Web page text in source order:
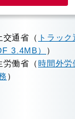
交通省（ トラッ
3.4MB）
）
労働省（時間外労
）